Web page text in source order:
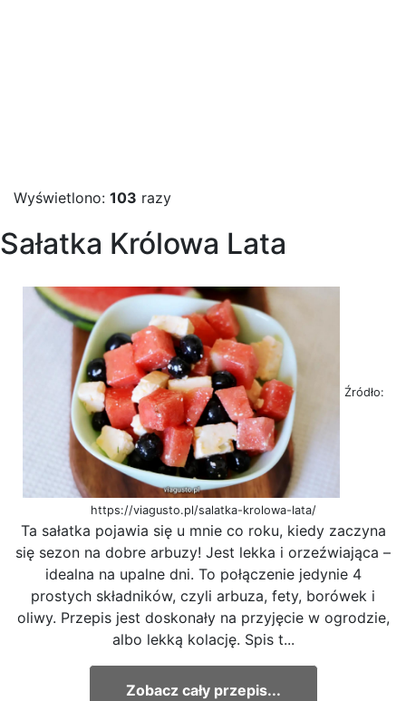
Wyświetlono: 103 razy
Sałatka Królowa Lata
Źródło:
https://viagusto.pl/salatka-krolowa-lata/
Ta sałatka pojawia się u mnie co roku, kiedy zaczyna
się sezon na dobre arbuzy! Jest lekka i orzeźwiająca –
idealna na upalne dni. To połączenie jedynie 4
prostych składników, czyli arbuza, fety, borówek i
oliwy. Przepis jest doskonały na przyjęcie w ogrodzie,
albo lekką kolację. Spis t...
Zobacz cały przepis...